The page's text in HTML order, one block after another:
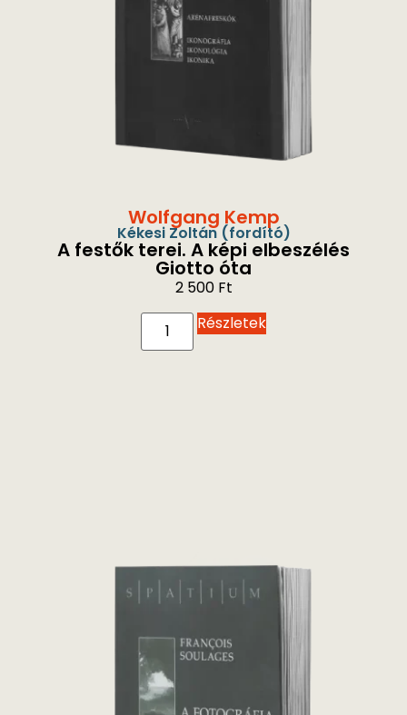
Wolfgang Kemp
Kékesi Zoltán(fordító)
A festők terei. A képi elbeszélés
Giotto óta
2 500 Ft
Részletek